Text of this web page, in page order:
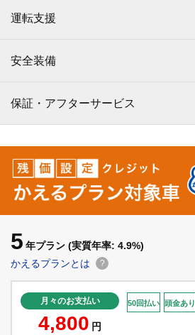
運転支援
安全装備
保証・アフターサービス
5 年プラン (実質年率: 4.9%)
かえるプランとは
?
月々のお支払い
4,800 円
50回払い 頭金あり